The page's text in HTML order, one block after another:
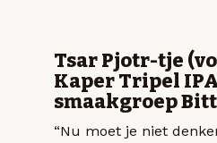
Tsar Pjotr-tje
Kaper Tripel
smaakgroep
“Nu moet je niet